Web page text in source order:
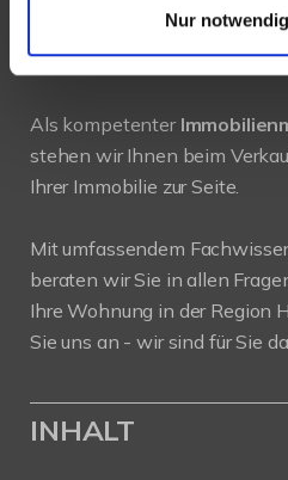
Nur
PROFIL
Als kompetenter
stehen wir Ihnen beim
Ihrer Immobilie zur Seite.
Mit umfassendem
beraten wir Sie in allen
Ihre Wohnung in der Region
Sie uns an - wir sind für Sie
INHALT